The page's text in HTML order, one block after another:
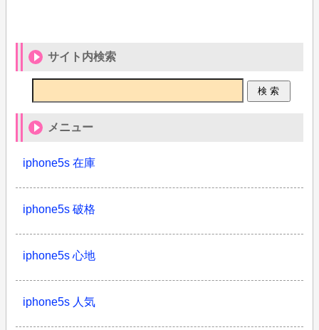
サイト内検索
メニュー
iphone5s 在庫
iphone5s 破格
iphone5s 心地
iphone5s 人気